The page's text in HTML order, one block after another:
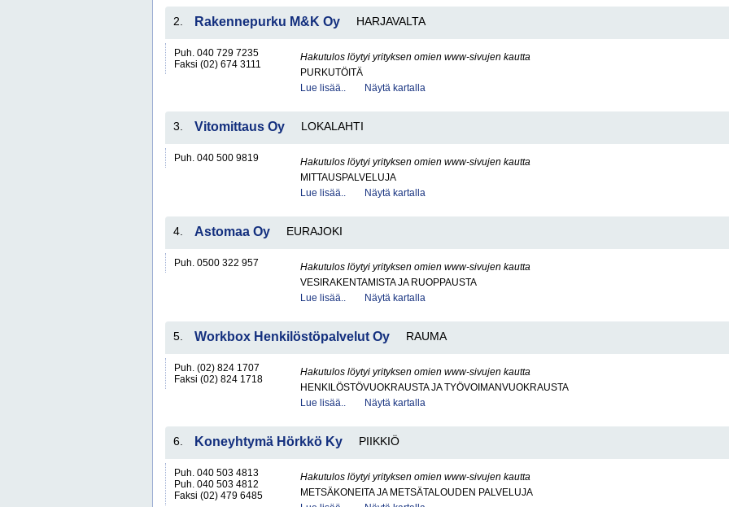
2. Rakennepurku M&K Oy HARJAVALTA
Puh. 040 729 7235
Faksi (02) 674 3111
Hakutulos löytyi yrityksen omien www-sivujen kautta
PURKUTÖITÄ
Lue lisää..
Näytä kartalla
3. Vitomittaus Oy LOKALAHTI
Puh. 040 500 9819
Hakutulos löytyi yrityksen omien www-sivujen kautta
MITTAUSPALVELUJA
Lue lisää..
Näytä kartalla
4. Astomaa Oy EURAJOKI
Puh. 0500 322 957
Hakutulos löytyi yrityksen omien www-sivujen kautta
VESIRAKENTAMISTA JA RUOPPAUSTA
Lue lisää..
Näytä kartalla
5. Workbox Henkilöstöpalvelut Oy RAUMA
Puh. (02) 824 1707
Faksi (02) 824 1718
Hakutulos löytyi yrityksen omien www-sivujen kautta
HENKILÖSTÖVUOKRAUSTA JA TYÖVOIMANVUOKRAUSTA
Lue lisää..
Näytä kartalla
6. Koneyhtymä Hörkkö Ky PIIKKIÖ
Puh. 040 503 4813
Puh. 040 503 4812
Faksi (02) 479 6485
Hakutulos löytyi yrityksen omien www-sivujen kautta
METSÄKONEITA JA METSÄTALOUDEN PALVELUJA